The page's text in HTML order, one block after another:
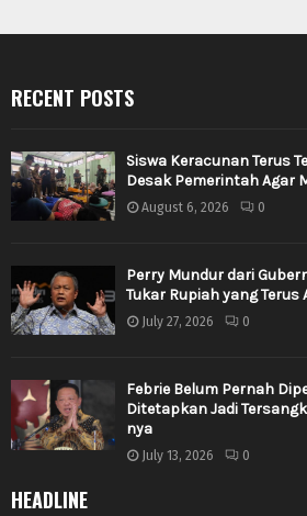
RECENT POSTS
Siswa Keracunan Terus
Desak Pemerintah Agar
August 6, 2026 0
Perry Mundur dari
Tukar Rupiah yang Terus
July 27, 2026 0
Febrie Belum Pernah
Ditetapkan Jadi
nya
July 13, 2026 0
HEADLINE